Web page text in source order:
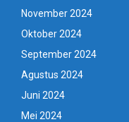
November 2024
Oktober 2024
September 2024
Agustus 2024
Juni 2024
Mei 2024